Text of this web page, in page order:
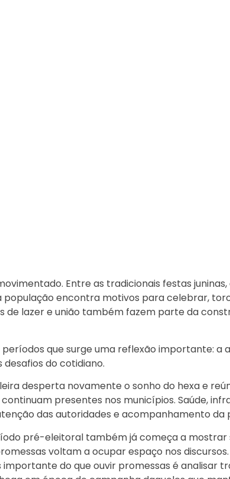
Entre as tradicionais festas
encontra motivos para celebrar,
de lazer e união também fazem parte da
períodos que surge uma reflexão importante: a
do cotidiano.
desperta novamente o sonho do hexa e
presentes nos municípios. Saúde,
das autoridades e acompanhamento da
pré-eleitoral também já começa a mostrar
voltam a ocupar espaço nos
do que ouvir promessas é analisar